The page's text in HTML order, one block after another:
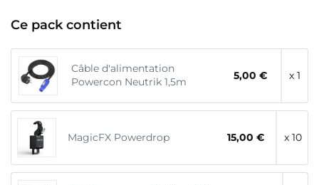
Ce pack contient
Câble d'alimentation
Powercon Neutrik 1,5m
5,00 € x 1
MagicFX Powerdrop 15,00 € x 10